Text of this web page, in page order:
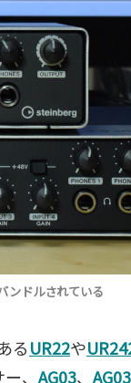
ンドルされている
るUR22や
、 AG03、